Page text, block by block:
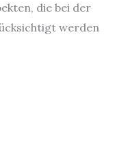
die bei der
werden